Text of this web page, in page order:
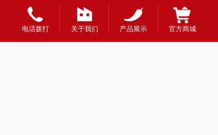
全国合作热线
400-1888-980
电话拨打 关于我们 产品展示 官方商城